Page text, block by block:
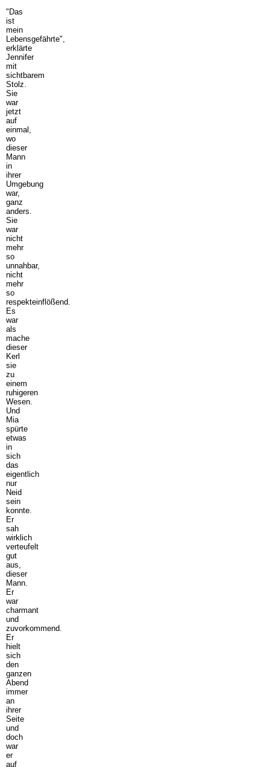
"Das
ist
mein
Lebensgefährte",
erklärte
Jennifer
mit
sichtbarem
Stolz.
Sie
war
jetzt
auf
einmal,
wo
dieser
Mann
in
ihrer
Umgebung
war,
ganz
anders.
Sie
war
nicht
mehr
so
unnahbar,
nicht
mehr
so
respekteinflößend.
Es
war
als
mache
dieser
Kerl
sie
zu
einem
ruhigeren
Wesen.
Und
Mia
spürte
etwas
in
sich
das
eigentlich
nur
Neid
sein
konnte.
Er
sah
wirklich
verteufelt
gut
aus,
dieser
Mann.
Er
war
charmant
und
zuvorkommend.
Er
hielt
sich
den
ganzen
Abend
immer
an
ihrer
Seite
und
doch
war
er
auf